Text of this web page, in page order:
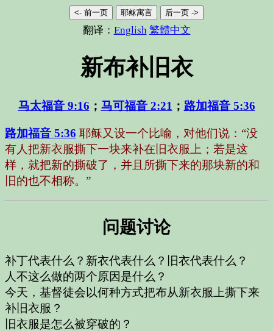
<- 前一页 耶稣寓言 后一页 ->
翻译： English 繁體中文
新布补旧衣
马太福音 9:16 ； 马可福音 2:21 ； 路加福音 5:36
路加福音 5:36 耶稣又设一个比喻，对他们说：“没
有人把新衣服撕下一块来补在旧衣服上；若是这
样，就把新的撕破了，并且所撕下来的那块新的和
旧的也不相称。”
问题讨论
补丁代表什么？新衣代表什么？旧衣代表什么？
人不这么做的两个原因是什么？
今天，基督徒会以何种方式把布从新衣服上撕下来
补旧衣服？
旧衣服是怎么被穿破的？